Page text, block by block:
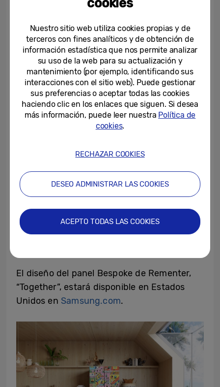
Andy Rementer es un artista pop afincado
en Estados Unidos conocido por sus diseños
pop, brillantes y coloridos, reconocibles por
su trabajo con marcas internacionales.
Remember ha creado tres diseños para la
línea Bespoke: la primera pieza se llama
“Together”, que destaca la diversidad, la
segundo diseño, llamado “City”, presenta
movimiento y vitalidad. El tercer diseño
pertenece a su colección “Portraits” y
sobre la comida y la bebida. Muestra la
expresión melancólica de una persona que
El diseño del panel Bespoke de Rementer,
“Together”, estará disponible en Estados
Unidos en Samsung.com.
Nuestro sitio web utiliza cookies propias y de
terceros con fines analíticos y de obtención de
información estadística que nos permite analizar
su uso de la web para su actualización y
mantenimiento (por ejemplo, identificando sus
interacciones con el sitio web). Puede gestionar
sus preferencias o aceptar todas las cookies
haciendo clic en los enlaces que siguen. Si desea
más información, puede leer nuestra Política de
cookies.
RECHAZAR COOKIES
DESEO ADMINISTRAR LAS COOKIES
ACEPTO TODAS LAS COOKIES